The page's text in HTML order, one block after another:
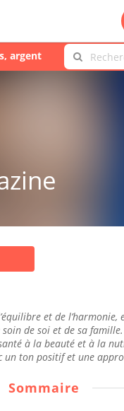
argent
et de
de soi et de sa
à la beauté et à la
un ton positif et une
Sommaire